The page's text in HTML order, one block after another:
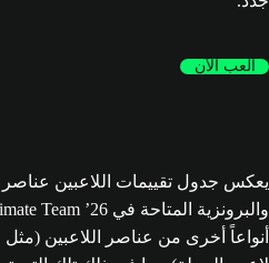
العب الآن
يعكس جدول تقييمات اللاعبين عناصر
أنواعاً أخرى من عناصر اللاعبين (مثل